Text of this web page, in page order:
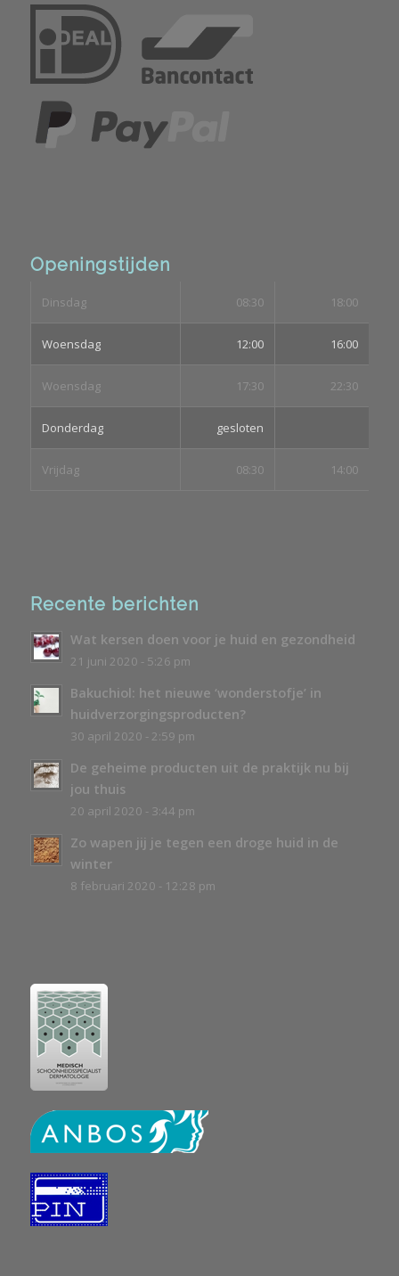
Openingstijden
Dinsdag 08:30 18:00
Woensdag 12:00 16:00
Woensdag 17:30 22:30
Donderdag gesloten
Vrijdag 08:30 14:00
Recente berichten
Wat kersen doen voor je huid en gezondheid
21 juni 2020 - 5:26 pm
Bakuchiol: het nieuwe ‘wonderstofje’ in
huidverzorgingsproducten?
30 april 2020 - 2:59 pm
De geheime producten uit de praktijk nu bij
jou thuis
20 april 2020 - 3:44 pm
Zo wapen jij je tegen een droge huid in de
winter
8 februari 2020 - 12:28 pm